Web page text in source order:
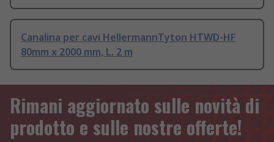
Canalina per cavi HellermannTyton HTWD-HF
80mm x 2000 mm, L. 2 m
Rimani aggiornato sulle novità di
prodotto e sulle nostre offerte!